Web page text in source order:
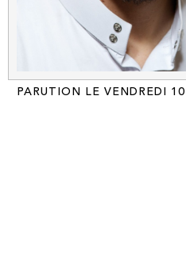
PARUTION LE VENDREDI